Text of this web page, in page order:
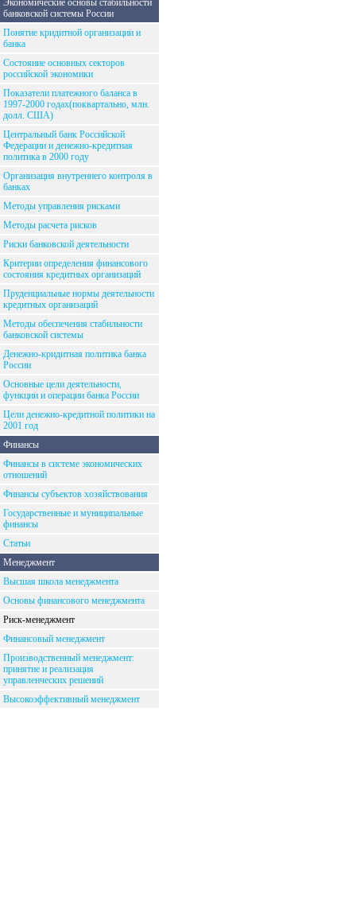
Экономические основы стабильности
банковской системы России
Понятие кридитной организации и
банка
Состояние основных секторов
российской экономики
Показатели платежного баланса в
1997-2000 годах(поквартально, млн.
долл. США)
Центральный банк Российской
Федерации и денежно-кредитная
политика в 2000 году
Организация внутреннего контроля в
банках
Методы управления рисками
Методы расчета рисков
Риски банковской деятельности
Критерии определения финансового
состояния кредитных организаций
Пруденциальные нормы деятельности
кредитных организаций
Методы обеспечения стабильности
банковской системы
Денежно-кридитная политика банка
России
Основные цели деятельности,
функции и операции банка России
Цели денежно-кредитной политики на
2001 год
Финансы
Финансы в системе экономических
отношений
Финансы субъектов хозяйствования
Государственные и муниципальные
финансы
Статьи
Менеджмент
Высшая школа менеджмента
Основы финансового менеджмента
Риск-менеджмент
Финансовый менеджмент
Производственный менеджмент:
принятие и реализация
управленческих решений
Высокоэффективный менеджмент